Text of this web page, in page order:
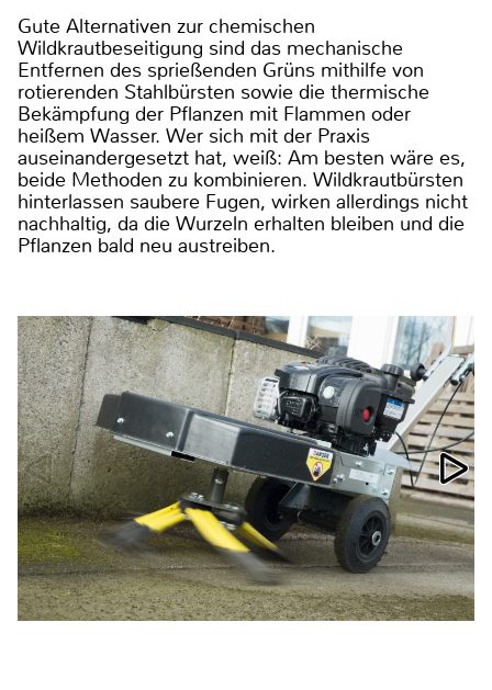
Gute Alternativen zur chemischen
Wildkrautbeseitigung sind das mechanische
Entfernen des sprießenden Grüns mithilfe von
rotierenden Stahlbürsten sowie die thermische
Bekämpfung der Pflanzen mit Flammen oder
heißem Wasser. Wer sich mit der Praxis
auseinandergesetzt hat, weiß: Am besten wäre es,
beide Methoden zu kombinieren. Wildkrautbürsten
hinterlassen saubere Fugen, wirken allerdings nicht
nachhaltig, da die Wurzeln erhalten bleiben und die
Pflanzen bald neu austreiben.